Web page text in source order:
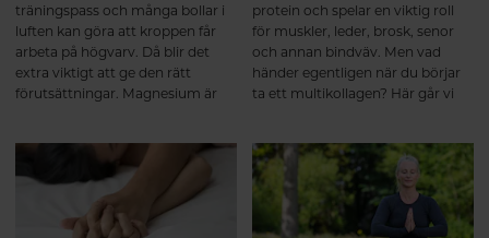
träningspass och många bollar i
luften kan göra att kroppen får
arbeta på högvarv. Då blir det
extra viktigt att ge den rätt
förutsättningar. Magnesium är
muskelfunktion och
energiomsättning till nervsystem
och hjärta.
protein och spelar en viktig roll
för muskler, leder, brosk, senor
och annan bindväv. Men vad
händer egentligen när du börjar
ta ett multikollagen? Här går vi
kroppen, vad som sker under de
första veckorna och varför
regelbundet intag över tid kan ge
de bästa förutsättningarna för en